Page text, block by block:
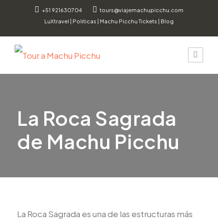
+51 921630704
tours@viajemachupicchu.com
LuXtravel | Politicas | Machu Picchu Tickets | Blog
La Roca Sagrada
de Machu Picchu
La Roca Sagrada es una de las estructuras más